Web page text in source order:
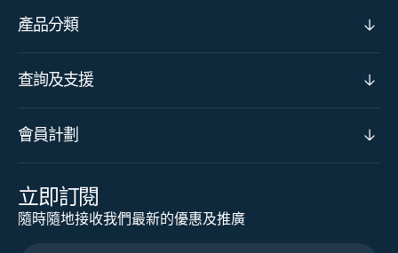
產品分類
查詢及支援
會員計劃
立即訂閱
隨時隨地接收我們最新的優惠及推廣